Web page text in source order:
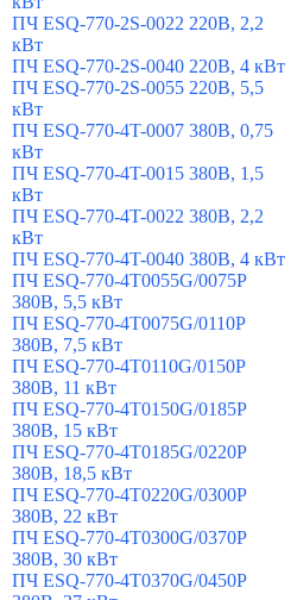
ПЧ ESQ-770-2S-0022 220В, 2,2
кВт
ПЧ ESQ-770-2S-0040 220В, 4 кВт
ПЧ ESQ-770-2S-0055 220В, 5,5
кВт
ПЧ ESQ-770-4T-0007 380В, 0,75
кВт
ПЧ ESQ-770-4T-0015 380В, 1,5
кВт
ПЧ ESQ-770-4T-0022 380В, 2,2
кВт
ПЧ ESQ-770-4T-0040 380В, 4 кВт
ПЧ ESQ-770-4T0055G/0075P
380В, 5,5 кВт
ПЧ ESQ-770-4T0075G/0110P
380В, 7,5 кВт
ПЧ ESQ-770-4T0110G/0150P
380В, 11 кВт
ПЧ ESQ-770-4T0150G/0185P
380В, 15 кВт
ПЧ ESQ-770-4T0185G/0220P
380В, 18,5 кВт
ПЧ ESQ-770-4T0220G/0300P
380В, 22 кВт
ПЧ ESQ-770-4T0300G/0370P
380В, 30 кВт
ПЧ ESQ-770-4T0370G/0450P